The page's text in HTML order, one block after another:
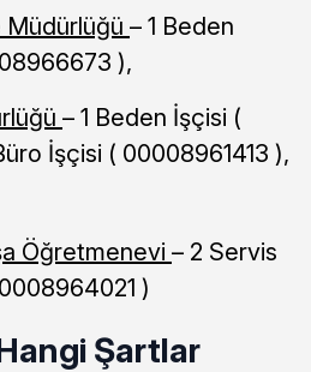
Müdürlüğü – 1 Beden
),
– 1 Beden İşçisi (
İşçisi ( 00008961413 ),
Öğretmenevi – 2 Servis
)
Şartlar